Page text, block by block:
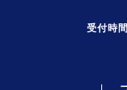
受付時